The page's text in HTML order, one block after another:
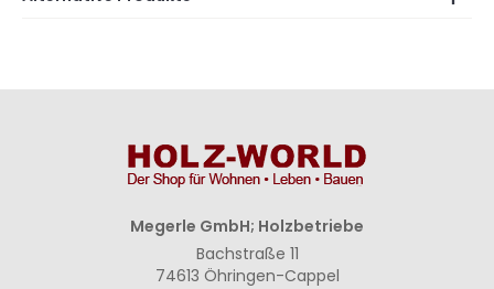
Megerle GmbH; Holzbetriebe
Bachstraße 11
74613 Öhringen-Cappel